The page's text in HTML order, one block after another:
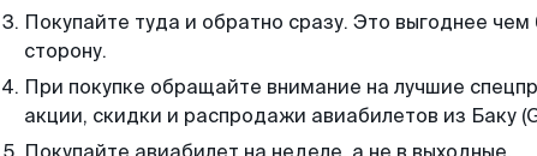
Покупайте туда и обратно сразу. Это выгоднее чем
сторону.
При покупке обращайте внимание на лучшие
акции, скидки и распродажи авиабилетов из Баку